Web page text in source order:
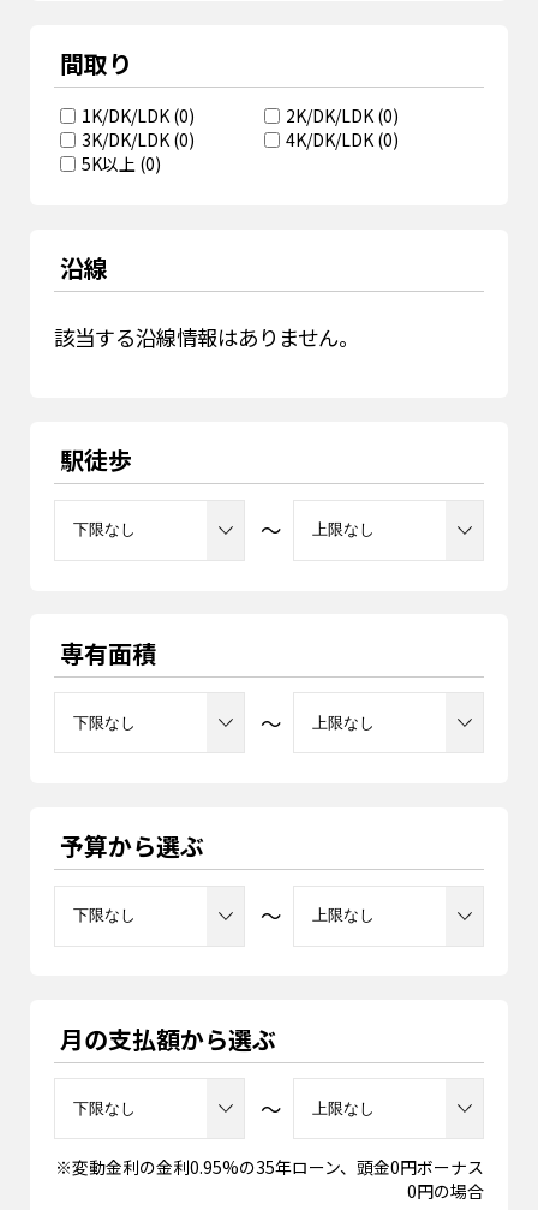
間取り
1K/DK/LDK (0) 2K/DK/LDK (0)
3K/DK/LDK (0) 4K/DK/LDK (0)
5K以上 (0)
沿線
該当する沿線情報はありません。
駅徒歩
～
専有面積
～
予算から選ぶ
～
月の支払額から選ぶ
～
※変動金利の金利0.95%の35年ローン、頭金0円ボーナス
0円の場合